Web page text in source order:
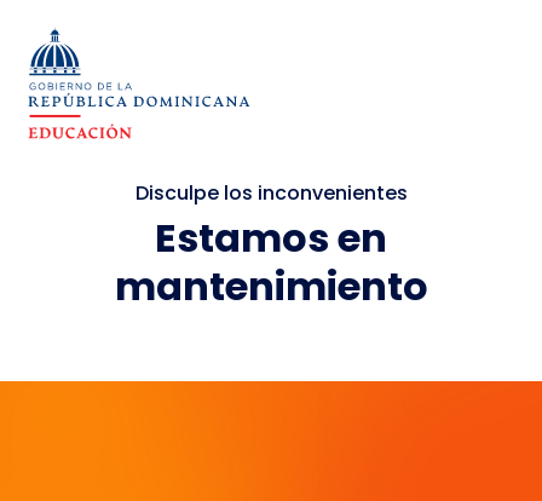
Disculpe los inconvenientes
Estamos en
mantenimiento